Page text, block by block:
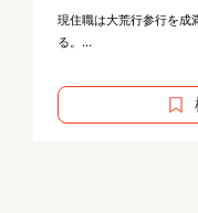
現住職は大荒行参行を成
る。...